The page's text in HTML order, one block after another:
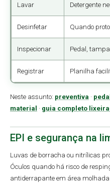
Lavar Detergente
Desinfetar Quando
Inspecionar Pedal,
Registrar Planilha
Neste assunto: preventiva · pedal
material · guia completo
EPI e segurança na
Luvas de borracha ou nitrílicas
Óculos quando há risco de
antiderrapante em área